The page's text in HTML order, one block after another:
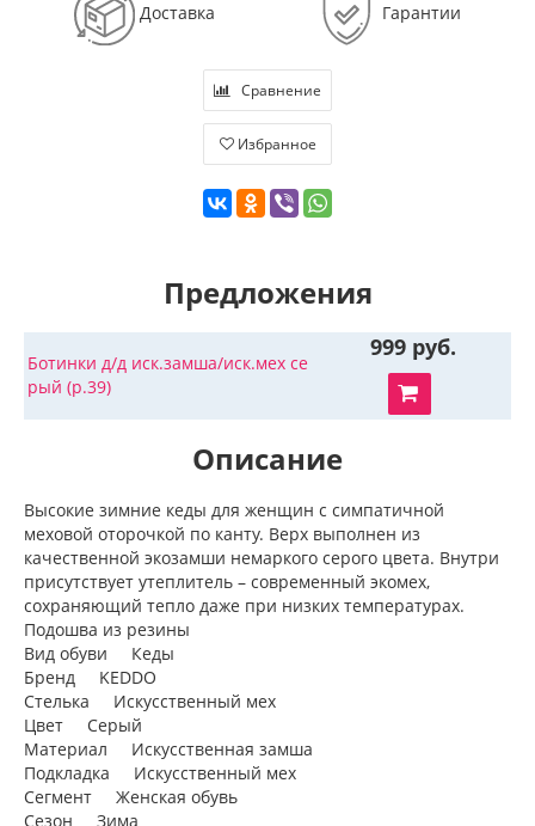
Доставка Гарантии
Сравнение
Избранное
Предложения
Ботинки д/д иск.замша/иск.мех се
рый (р.39)
999 руб.
Описание
Высокие зимние кеды для женщин с симпатичной
меховой оторочкой по канту. Верх выполнен из
качественной экозамши немаркого серого цвета. Внутри
присутствует утеплитель – современный экомех,
сохраняющий тепло даже при низких температурах.
Подошва из резины
Вид обуви Кеды
Бренд KEDDO
Стелька Искусственный мех
Цвет Серый
Материал Искусственная замша
Подкладка Искусственный мех
Сегмент Женская обувь
Сезон Зима